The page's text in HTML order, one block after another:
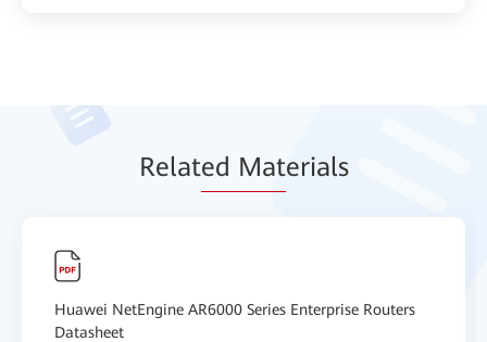
Related Materials
Huawei NetEngine AR6000 Series Enterprise Routers
Datasheet